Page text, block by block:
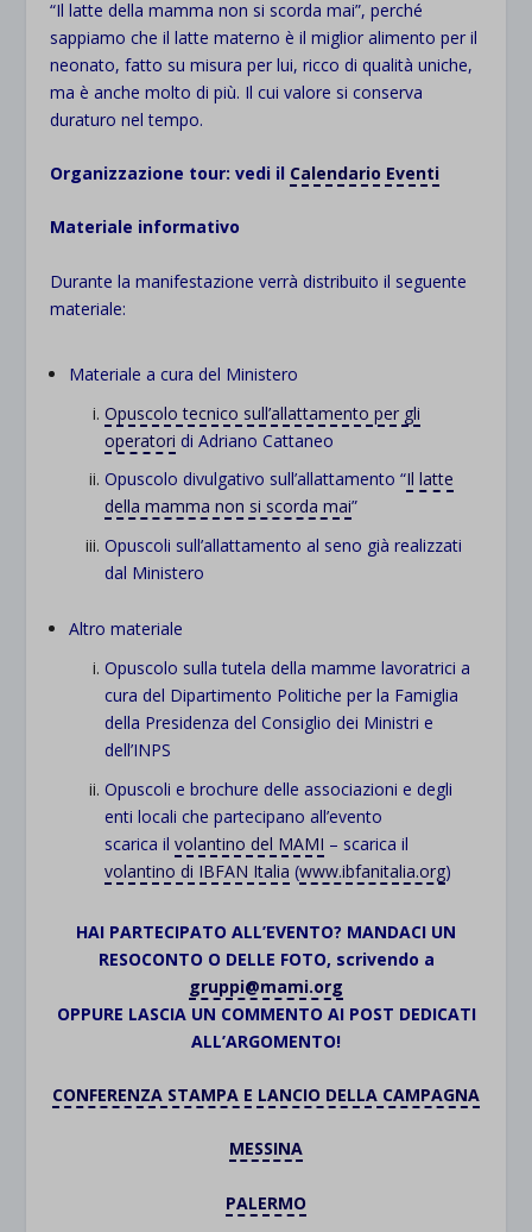
“Il latte della mamma non si scorda mai”, perché
sappiamo che il latte materno è il miglior alimento per il
neonato, fatto su misura per lui, ricco di qualità uniche,
ma è anche molto di più. Il cui valore si conserva
duraturo nel tempo.
Organizzazione tour: vedi il Calendario Eventi
Materiale informativo
Durante la manifestazione verrà distribuito il seguente
materiale:
Materiale a cura del Ministero
Opuscolo tecnico sull’allattamento per gli
operatori di Adriano Cattaneo
Opuscolo divulgativo sull’allattamento “Il latte
della mamma non si scorda mai”
Opuscoli sull’allattamento al seno già realizzati
dal Ministero
Altro materiale
Opuscolo sulla tutela della mamme lavoratrici a
cura del Dipartimento Politiche per la Famiglia
della Presidenza del Consiglio dei Ministri e
dell’INPS
Opuscoli e brochure delle associazioni e degli
enti locali che partecipano all’evento
scarica ilvolantino del MAMI – scarica il
volantino di IBFAN Italia (www.ibfanitalia.org)
HAI PARTECIPATO ALL’EVENTO? MANDACI UN
RESOCONTO O DELLE FOTO, scrivendo a
gruppi@mami.org
OPPURE LASCIA UN COMMENTO AI POST DEDICATI
ALL’ARGOMENTO!
CONFERENZA STAMPA E LANCIO DELLA CAMPAGNA
MESSINA
PALERMO